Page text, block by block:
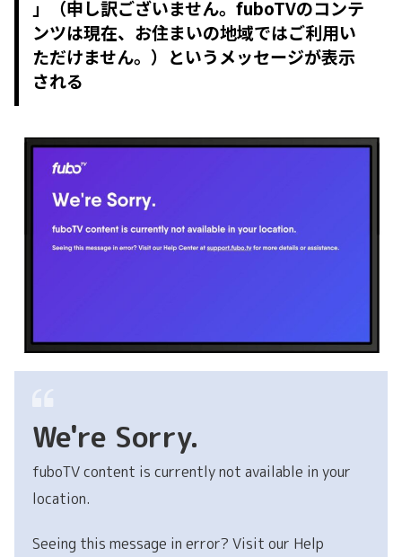
」（申し訳ございません。fuboTVのコンテ
ンツは現在、お住まいの地域ではご利用い
ただけません。）というメッセージが表示
される
We're Sorry.
fuboTV content is currently not available in your
location.
Seeing this message in error? Visit our Help